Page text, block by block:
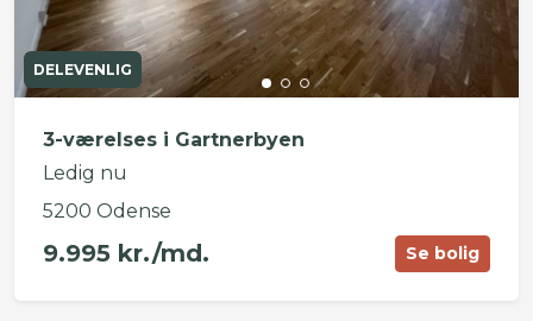
DELEVENLIG
3-værelses i Gartnerbyen
Ledig nu
5200 Odense
9.995 kr./md. Se bolig